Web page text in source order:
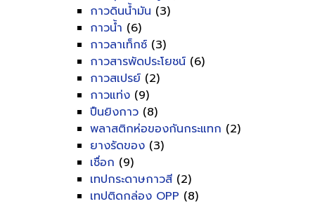
กาวดินน้ำมัน (3)
กาวน้ำ (6)
กาวลาเท็กซ์ (3)
กาวสารพัดประโยชน์ (6)
กาวสเปรย์ (2)
กาวแท่ง (9)
ปืนยิงกาว (8)
พลาสติกห่อของกันกระแทก (2)
ยางรัดของ (3)
เชื่อก (9)
เทปกระดาษกาวสี (2)
เทปติดกล่อง OPP (8)